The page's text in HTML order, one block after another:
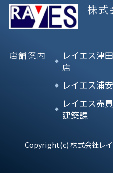
株式
店舗案内
レイエス津
店
レイエス浦
レイエス売買
建築課
Copyright(c) 株式会社レ